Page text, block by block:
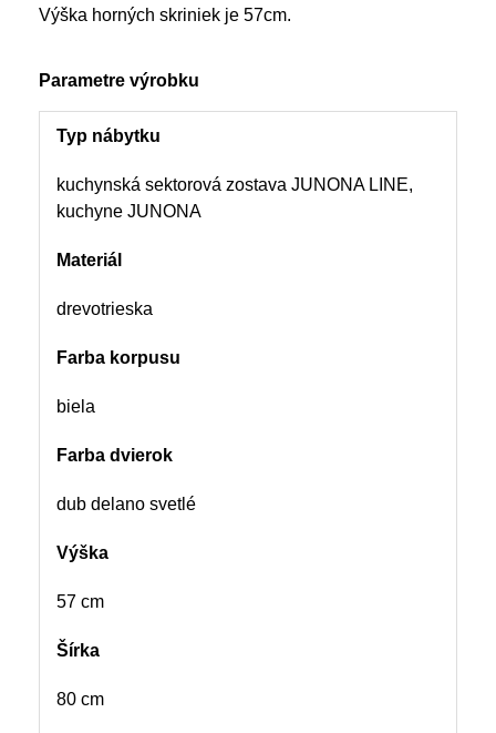
Výška horných skriniek je 57cm.
Parametre výrobku
Typ nábytku
kuchynská sektorová zostava JUNONA LINE,
kuchyne JUNONA
Materiál
drevotrieska
Farba korpusu
biela
Farba dvierok
dub delano svetlé
Výška
57 cm
Šírka
80 cm